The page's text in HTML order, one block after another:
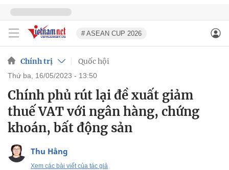
# ASEAN CUP 2026
Chính trị Quốc hội
thứ ba, 16/05/2023 - 13:50
Chính phủ rút lại đề xuất giảm
thuế VAT với ngân hàng, chứng
khoán, bất động sản
Thu Hằng
Xem các bài viết của tác giả